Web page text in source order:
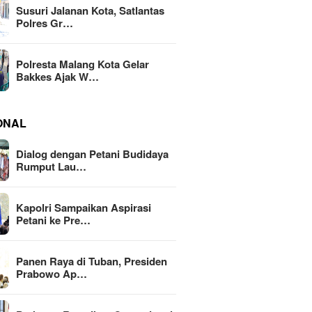
Susuri Jalanan Kota, Satlantas
Polres Gr…
Polresta Malang Kota Gelar
Bakkes Ajak W…
Dialog dengan Petani Budidaya
Rumput Lau…
Kapolri Sampaikan Aspirasi
Petani ke Pre…
Panen Raya di Tuban, Presiden
Prabowo Ap…